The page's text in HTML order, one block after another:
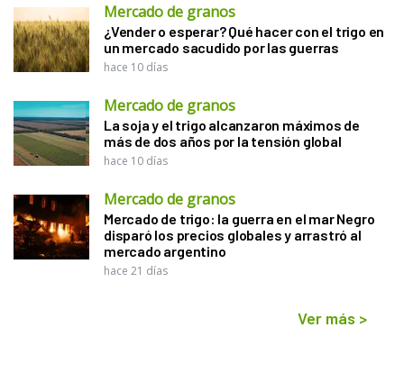
Mercado de granos
¿Vender o esperar? Qué hacer con el trigo en
un mercado sacudido por las guerras
hace 10 días
Mercado de granos
La soja y el trigo alcanzaron máximos de
más de dos años por la tensión global
hace 10 días
Mercado de granos
Mercado de trigo: la guerra en el mar Negro
disparó los precios globales y arrastró al
mercado argentino
hace 21 días
Ver más >